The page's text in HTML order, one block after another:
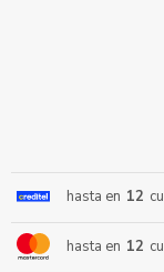
hasta en 12
hasta en 12